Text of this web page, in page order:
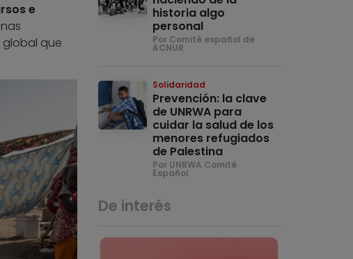
e
global que
historia algo
personal
Por Comité español de
ACNUR
Solidaridad
Prevención: la clave
de UNRWA para
cuidar la salud de los
menores refugiados
de Palestina
Por UNRWA Comité
Español
De interés